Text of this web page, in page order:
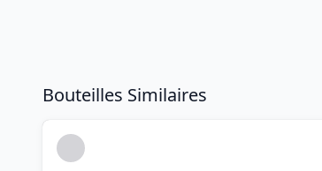
Bouteilles Similaires